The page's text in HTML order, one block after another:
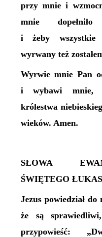
przy mnie i
mnie dopełniło
i żeby wszystkie
wyrwany też
Wyrwie mnie Pan
i wybawi mnie,
królestwa
wieków. Amen.
SŁOWA
ŚWIĘTEGO
Jezus powiedział
że są
przypowieść: